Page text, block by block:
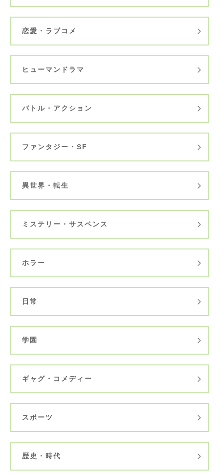
恋愛・ラブコメ
ヒューマンドラマ
バトル・アクション
ファンタジー・SF
異世界・転生
ミステリー・サスペンス
ホラー
日常
学園
ギャグ・コメディー
スポーツ
歴史・時代